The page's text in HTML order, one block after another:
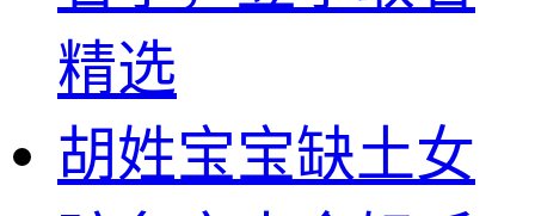
精选
胡姓宝宝缺土女